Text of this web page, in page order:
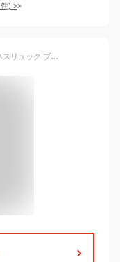
件) >
【正規輸入販売代理店】リュック ビジネスリュック ブランド ノルディス Nordace Sienaクラシック ND1001 大容量 レディース メンズ バックパック 軽量 USB充電ポート付き 旅行 通学 通勤 プレゼント【ラッピング不可】